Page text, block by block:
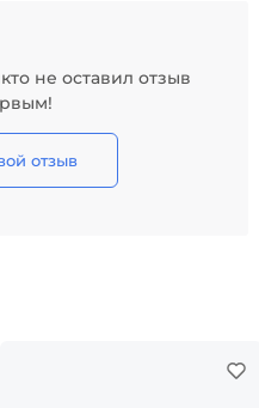
не оставил отзыв
отзыв